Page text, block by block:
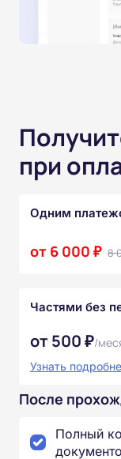
при
Одним
от 6 000 ₽ 8
Частями без
от 500 ₽/
Узнать
После
Полный